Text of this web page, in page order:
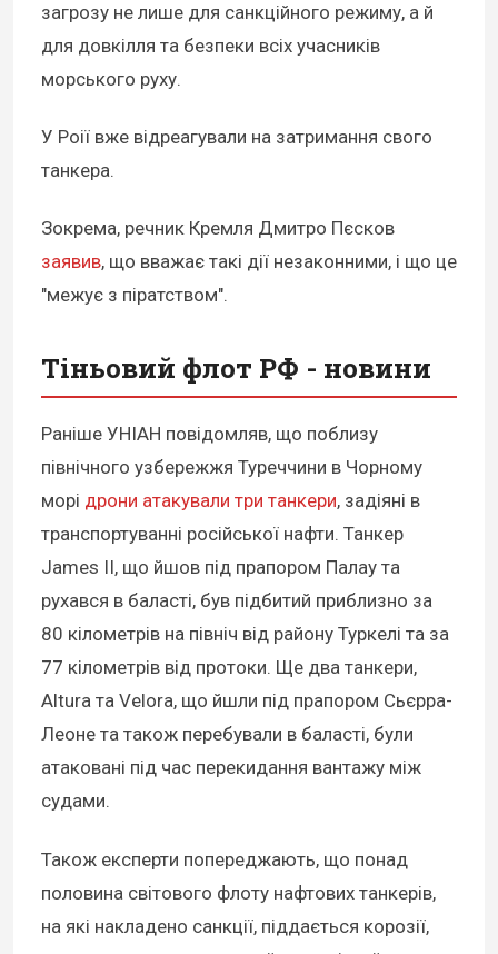
загрозу не лише для санкційного режиму, а й
для довкілля та безпеки всіх учасників
морського руху.
У Роії вже відреагували на затримання свого
танкера.
Зокрема, речник Кремля Дмитро Пєсков
заявив, що вважає такі дії незаконними, і що це
"межує з піратством".
Тіньовий флот РФ - новини
Раніше УНІАН повідомляв, що поблизу
північного узбережжя Туреччини в Чорному
морі дрони атакували три танкери, задіяні в
транспортуванні російської нафти. Танкер
James II, що йшов під прапором Палау та
рухався в баласті, був підбитий приблизно за
80 кілометрів на північ від району Туркелі та за
77 кілометрів від протоки. Ще два танкери,
Altura та Velora, що йшли під прапором Сьєрра-
Леоне та також перебували в баласті, були
атаковані під час перекидання вантажу між
судами.
Також експерти попереджають, що понад
половина світового флоту нафтових танкерів,
на які накладено санкції, піддається корозії,